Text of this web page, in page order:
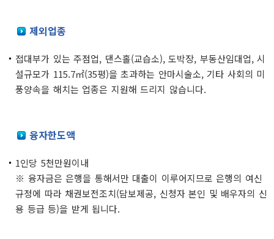
제외업종
접대부가 있는 주점업, 댄스홀(교습소), 도박장, 부동산임대업, 시
설규모가 115.7㎡(35평)을 초과하는 안마시술소, 기타 사회의 미
풍양속을 해치는 업종은 지원해 드리지 않습니다.
융자한도액
1인당 5천만원이내
※ 융자금은 은행을 통해서만 대출이 이루어지므로 은행의 여신
규정에 따라 채권보전조치(담보제공, 신청자 본인 및 배우자의 신
용 등급 등)을 받게 됩니다.